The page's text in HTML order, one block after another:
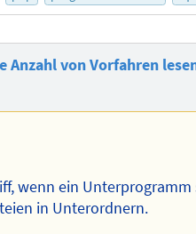
Anzahl von Vorfahren
wenn ein
in Unterordnern.